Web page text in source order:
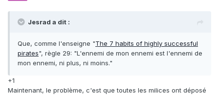
Jesrad a dit :
Que, comme l'enseigne "The 7 habits of highly successful
pirates", règle 29: "L'ennemi de mon ennemi est l'ennemi de
mon ennemi, ni plus, ni moins."
+1
Maintenant, le problème, c'est que toutes les milices ont déposé